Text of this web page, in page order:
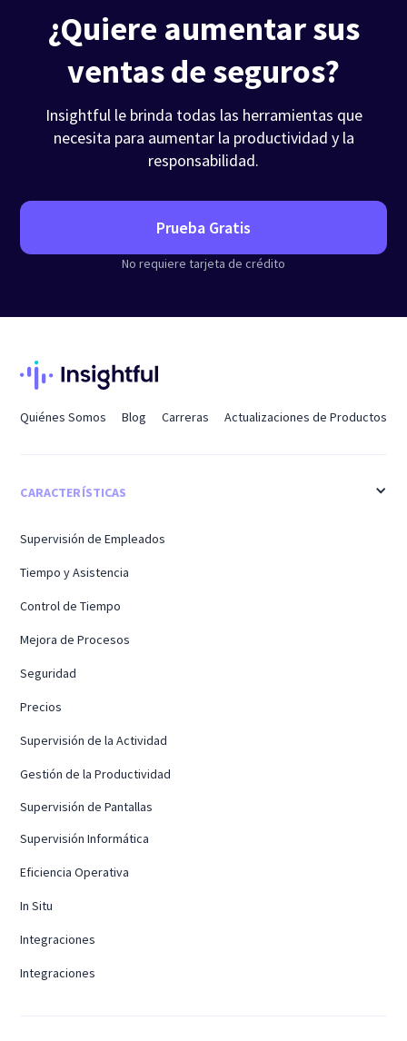
¿Quiere aumentar sus
ventas de seguros?
Insightful le brinda todas las herramientas que
necesita para aumentar la productividad y la
responsabilidad.
Prueba Gratis
No requiere tarjeta de crédito
Quiénes Somos Blog Carreras Actualizaciones de Productos
CARACTERÍSTICAS
Supervisión de Empleados
Tiempo y Asistencia
Control de Tiempo
Mejora de Procesos
Seguridad
Precios
Supervisión de la Actividad
Gestión de la Productividad
Supervisión de Pantallas
Supervisión Informática
Eficiencia Operativa
In Situ
Integraciones
Integraciones